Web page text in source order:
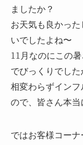
ましたか？
お天気も良かっ
いでしたよね〜
11月なのにこの
でびっくりでし
相変わらずイン
ので、皆さん本当
ではお客様コーナ